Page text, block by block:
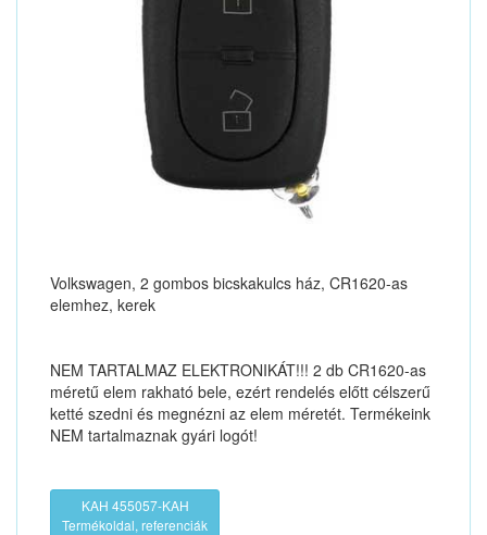
Volkswagen, 2 gombos bicskakulcs ház, CR1620-as
elemhez, kerek
NEM TARTALMAZ ELEKTRONIKÁT!!! 2 db CR1620-as
méretű elem rakható bele, ezért rendelés előtt célszerű
ketté szedni és megnézni az elem méretét. Termékeink
NEM tartalmaznak gyári logót!
KAH 455057-KAH
Termékoldal, referenciák